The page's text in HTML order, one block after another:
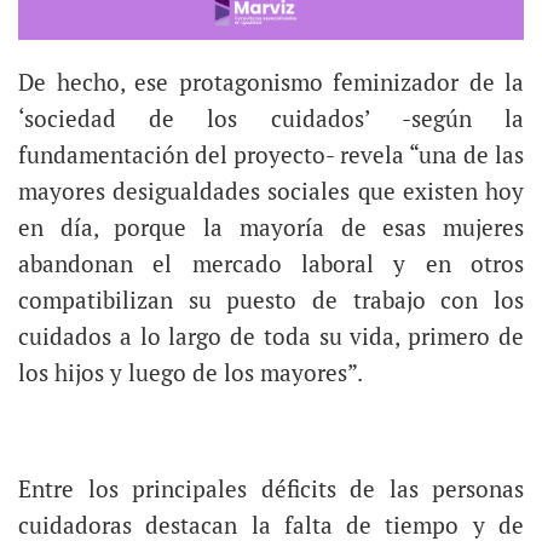
De hecho, ese protagonismo feminizador de la
‘sociedad de los cuidados’ -según la
fundamentación del proyecto- revela “una de las
mayores desigualdades sociales que existen hoy
en día, porque la mayoría de esas mujeres
abandonan el mercado laboral y en otros
compatibilizan su puesto de trabajo con los
cuidados a lo largo de toda su vida, primero de
los hijos y luego de los mayores”.
Entre los principales déficits de las personas
cuidadoras destacan la falta de tiempo y de